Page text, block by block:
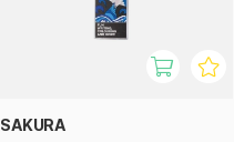
SAKURA